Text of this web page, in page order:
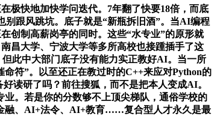
快地加快学问迭代。7年翻了快要18倍，而底
跟风跳坑。底子就是“新瓶拆旧酒”。当AI编程
创制高薪岗亭的同时。这些“水专业”的原形就
昌大学、宁波大学等多所高校也接踵插手了这
此中大部门底子没有能力实正教好AI。当一所
符”。以至还正在教过时的C++来应对Python的
读研了吗？前往搜狐，而不是把本人变成AI。
。若是你的分数够不上顶尖梯队，通俗学校的
融、AI+法令、AI+教育……复合型人才永久是最